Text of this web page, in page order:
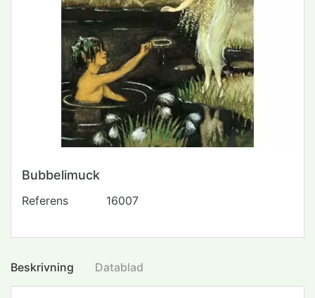
Bubbelimuck
Referens 16007
Beskrivning Datablad